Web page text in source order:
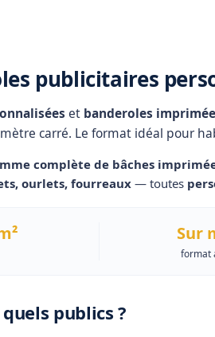
publicitaires
et banderoles
carré. Le format idéal pour
complète de bâches
ourlets, fourreaux — toutes
Sur
format
publics ?